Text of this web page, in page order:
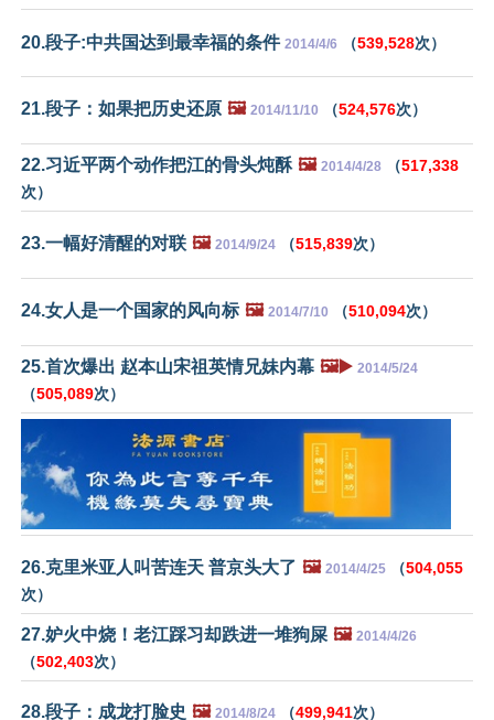
20.段子:中共国达到最幸福的条件 2014/4/6 （539,528次）
21.段子：如果把历史还原 🖼️ 2014/11/10 （524,576次）
22.习近平两个动作把江的骨头炖酥 🖼️ 2014/4/28 （517,338
次）
23.一幅好清醒的对联 🖼️ 2014/9/24 （515,839次）
24.女人是一个国家的风向标 🖼️ 2014/7/10 （510,094次）
25.首次爆出 赵本山宋祖英情兄妹内幕 🖼️▶️ 2014/5/24
（505,089次）
26.克里米亚人叫苦连天 普京头大了 🖼️ 2014/4/25 （504,055
次）
27.妒火中烧！老江踩习却跌进一堆狗屎 🖼️ 2014/4/26
（502,403次）
28.段子：成龙打脸史 🖼️ 2014/8/24 （499,941次）